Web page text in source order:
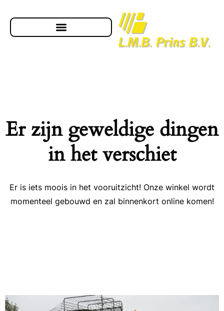
Er zijn geweldige dingen
in het verschiet
Er is iets moois in het vooruitzicht! Onze winkel wordt
momenteel gebouwd en zal binnenkort online komen!